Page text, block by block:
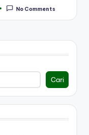
No Comments
Cari